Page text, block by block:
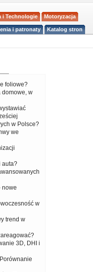
i Technologie Motoryzacja
i patronaty Katalog stron
foliowe?
domowe, w
w Polsce?
we
auta?
nowe
w
trend w
3D, DHI i